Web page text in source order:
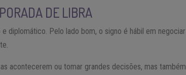
DE LIBRA
diplomático. Pelo lado bom, o signo é hábil em negociar
acontecerem ou tomar grandes decisões, mas também